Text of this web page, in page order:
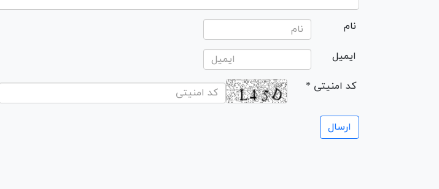
نام
ایمیل
* کد امنیتی